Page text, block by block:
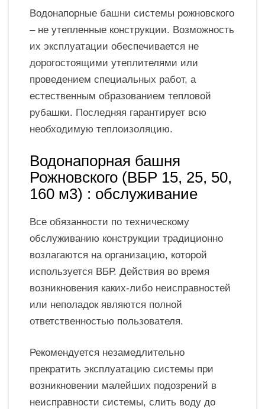
Водонапорные башни системы рожновского
– не утепленные конструкции. Возможность
их эксплуатации обеспечивается не
дорогостоящими утеплителями или
проведением специальных работ, а
естественным образованием тепловой
рубашки. Последняя гарантирует всю
необходимую теплоизоляцию.
Водонапорная башня
Рожновского (ВБР 15, 25, 50,
160 м3) : обслуживание
Все обязанности по техническому
обслуживанию конструкции традиционно
возлагаются на организацию, которой
используется ВБР. Действия во время
возникновения каких-либо неисправностей
или неполадок являются полной
ответственностью пользователя.
Рекомендуется незамедлительно
прекратить эксплуатацию системы при
возникновении малейших подозрений в
неисправности системы, слить воду до